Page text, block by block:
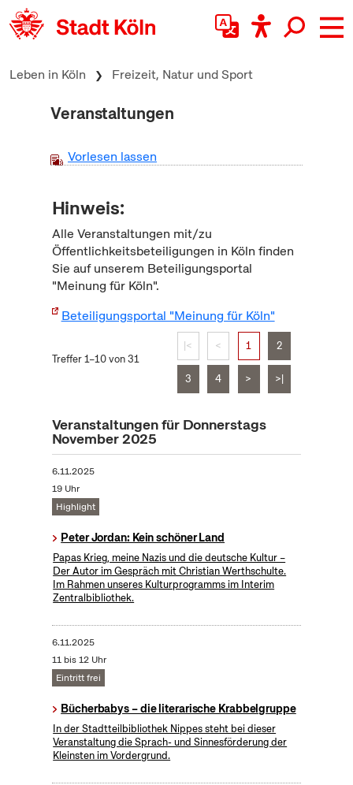
zum Inhalt springen
Leben in Köln Freizeit, Natur und Sport
Veranstaltungen
Vorlesen lassen
Hinweis:
Alle Veranstaltungen mit/zu
Öffentlichkeitsbeteiligungen in Köln finden
Sie auf unserem Beteiligungsportal
"Meinung für Köln".
Beteiligungsportal "Meinung für Köln"
Treffer 1–10 von 31
|< < 1 2
3 4 > >|
Veranstaltungen für Donnerstags
November 2025
6.11.2025
19 Uhr
Highlight
Peter Jordan: Kein schöner Land
Papas Krieg, meine Nazis und die deutsche Kultur –
Der Autor im Gespräch mit Christian Werthschulte.
Im Rahmen unseres Kulturprogramms im Interim
Zentralbibliothek.
6.11.2025
11 bis 12 Uhr
Eintritt frei
Bücherbabys – die literarische Krabbelgruppe
In der Stadtteilbibliothek Nippes steht bei dieser
Veranstaltung die Sprach- und Sinnesförderung der
Kleinsten im Vordergrund.